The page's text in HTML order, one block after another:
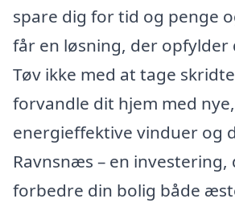
spare dig for tid og penge
får en løsning, der opfylder
Tøv ikke med at tage
forvandle dit hjem med nye,
energieffektive vinduer og
Ravnsnæs – en investering,
forbedre din bolig både